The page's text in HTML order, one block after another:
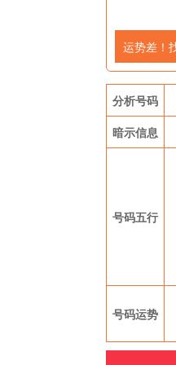
运势差！
分析号码
暗示信息
号码五行
号码运势